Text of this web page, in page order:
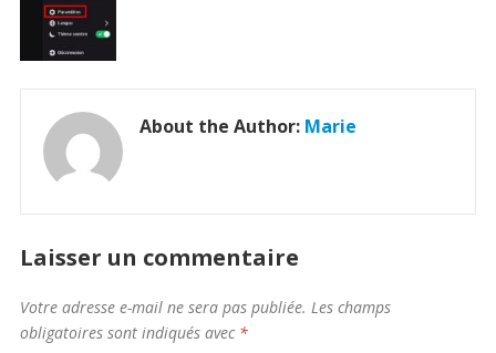
About the Author: Marie
Laisser un commentaire
Votre adresse e-mail ne sera pas publiée. Les champs
obligatoires sont indiqués avec *